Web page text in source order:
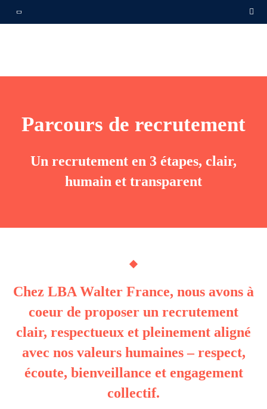
Parcours de recrutement
Un recrutement en 3 étapes, clair,
humain et transparent
Chez LBA Walter France, nous avons à
coeur de proposer un recrutement
clair, respectueux et pleinement aligné
avec nos valeurs humaines – respect,
écoute, bienveillance et engagement
collectif.